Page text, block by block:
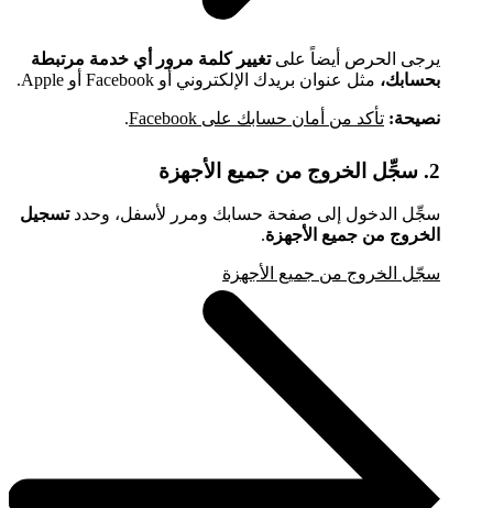
يرجى الحرص أيضاً علىتغيير كلمة مرور أي خدمة مرتبطة
بحسابك، مثل عنوان بريدك الإلكتروني أو Facebook أو Apple.
نصيحة: تأكد من أمان حسابك على Facebook .
2. سجِّل الخروج من جميع الأجهزة
سجِّل الدخول إلى صفحة حسابك ومرر لأسفل، وحددتسجيل
الخروج من جميع الأجهزة.
سجّل الخروج من جميع الأجهزة